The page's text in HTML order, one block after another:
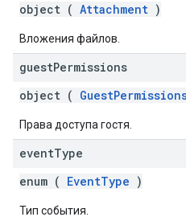
object ( Attachment )
Вложения файлов.
guestPermissions
object (
Права доступа гостя.
eventType
enum ( EventType )
Тип события.